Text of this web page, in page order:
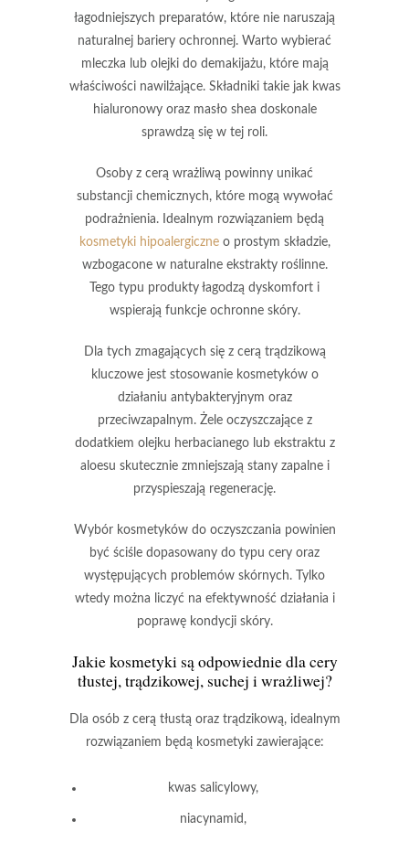
łagodniejszych preparatów, które nie naruszają
naturalnej bariery ochronnej. Warto wybierać
mleczka lub olejki do demakijażu, które mają
właściwości nawilżające. Składniki takie jak kwas
hialuronowyoraz masło shea doskonale
sprawdzą się w tej roli.
Osoby z cerą wrażliwą powinny unikać
substancji chemicznych, które mogą wywołać
podrażnienia. Idealnym rozwiązaniem będą
kosmetyki hipoalergiczneo prostym składzie,
wzbogacone w naturalne ekstrakty roślinne.
Tego typu produkty łagodzą dyskomfort i
wspierają funkcje ochronne skóry.
Dla tych zmagających się z cerą trądzikową
kluczowe jest stosowanie kosmetyków o
działaniu antybakteryjnym oraz
przeciwzapalnym. Żele oczyszczające z
dodatkiem olejku herbacianegolub ekstraktu z
aloesu skutecznie zmniejszają stany zapalne i
przyspieszają regenerację.
Wybór kosmetyków do oczyszczania powinien
być ściśle dopasowany do typu cery oraz
występujących problemów skórnych. Tylko
wtedy można liczyć na efektywność działania i
poprawę kondycji skóry.
Jakie kosmetyki są odpowiednie dla cery
tłustej, trądzikowej, suchej i wrażliwej?
Dla osób z cerą tłustą oraz trądzikową, idealnym
rozwiązaniem będą kosmetyki zawierające:
kwas salicylowy,
niacynamid ,